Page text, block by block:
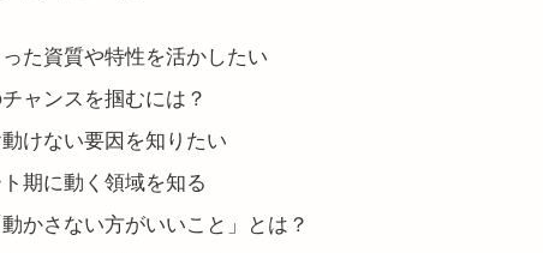
った資質や特性を活かしたい
チャンスを掴むには？
動けない要因を知りたい
ト期に動く領域を知る
動かさない方がいいこと」とは？